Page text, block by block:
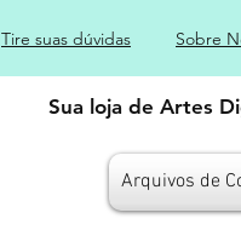
Tire suas dúvidas Sobre
Sua loja de Artes
Arquivos de